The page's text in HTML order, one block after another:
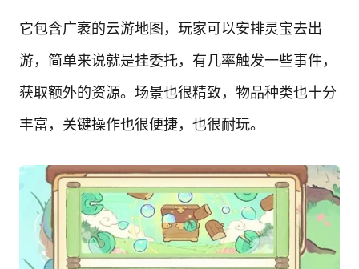
它包含广袤的云游地图，玩家可以安排灵宝去出
游，简单来说就是挂委托，有几率触发一些事件，
获取额外的资源。场景也很精致，物品种类也十分
丰富，关键操作也很便捷，也很耐玩。